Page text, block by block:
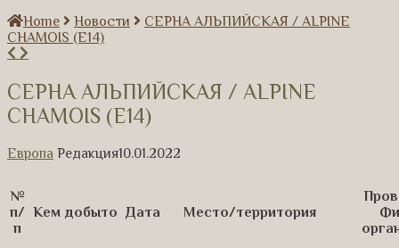
Home
Новости
СЕРНА АЛЬПИЙСКАЯ / ALPINE
CHAMOIS (E14)
СЕРНА АЛЬПИЙСКАЯ / ALPINE
CHAMOIS (E14)
Европа Редакция10.01.2022
№
п/
п
Кем добыто Дата Место/территория